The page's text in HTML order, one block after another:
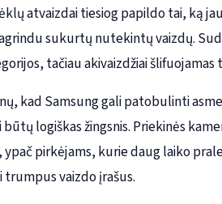
atvaizdai tiesiog papildo tai, ką
sukurtų nutekintų vaizdų.
tačiau akivaizdžiai
kad Samsung gali patobulinti
būtų logiškas žingsnis. Priekinės
pirkėjams, kurie daug laiko
vaizdo įrašus.